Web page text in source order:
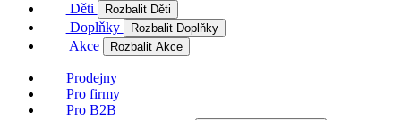
Děti Rozbalit Děti
Doplňky Rozbalit Doplňky
Akce Rozbalit Akce
Prodejny
Pro firmy
Pro B2B